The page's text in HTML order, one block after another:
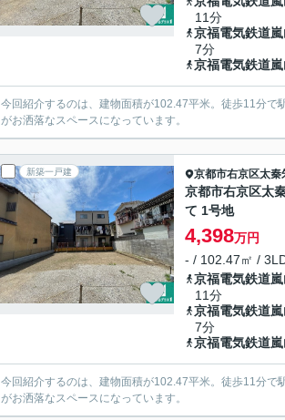
11分
京福電気鉄道
7分
京福電気鉄道
今回紹介するのは、建物面積が102.47平米。徒歩11分で
がお洒落なスペースになっています。
新築一戸建 京都市右京区太秦
京都市右京区
て 1号地
4,398万円
- / 102.47㎡ /
京福電気鉄道
11分
京福電気鉄道
7分
京福電気鉄道
今回紹介するのは、建物面積が102.47平米。徒歩11分で
がお洒落なスペースになっています。